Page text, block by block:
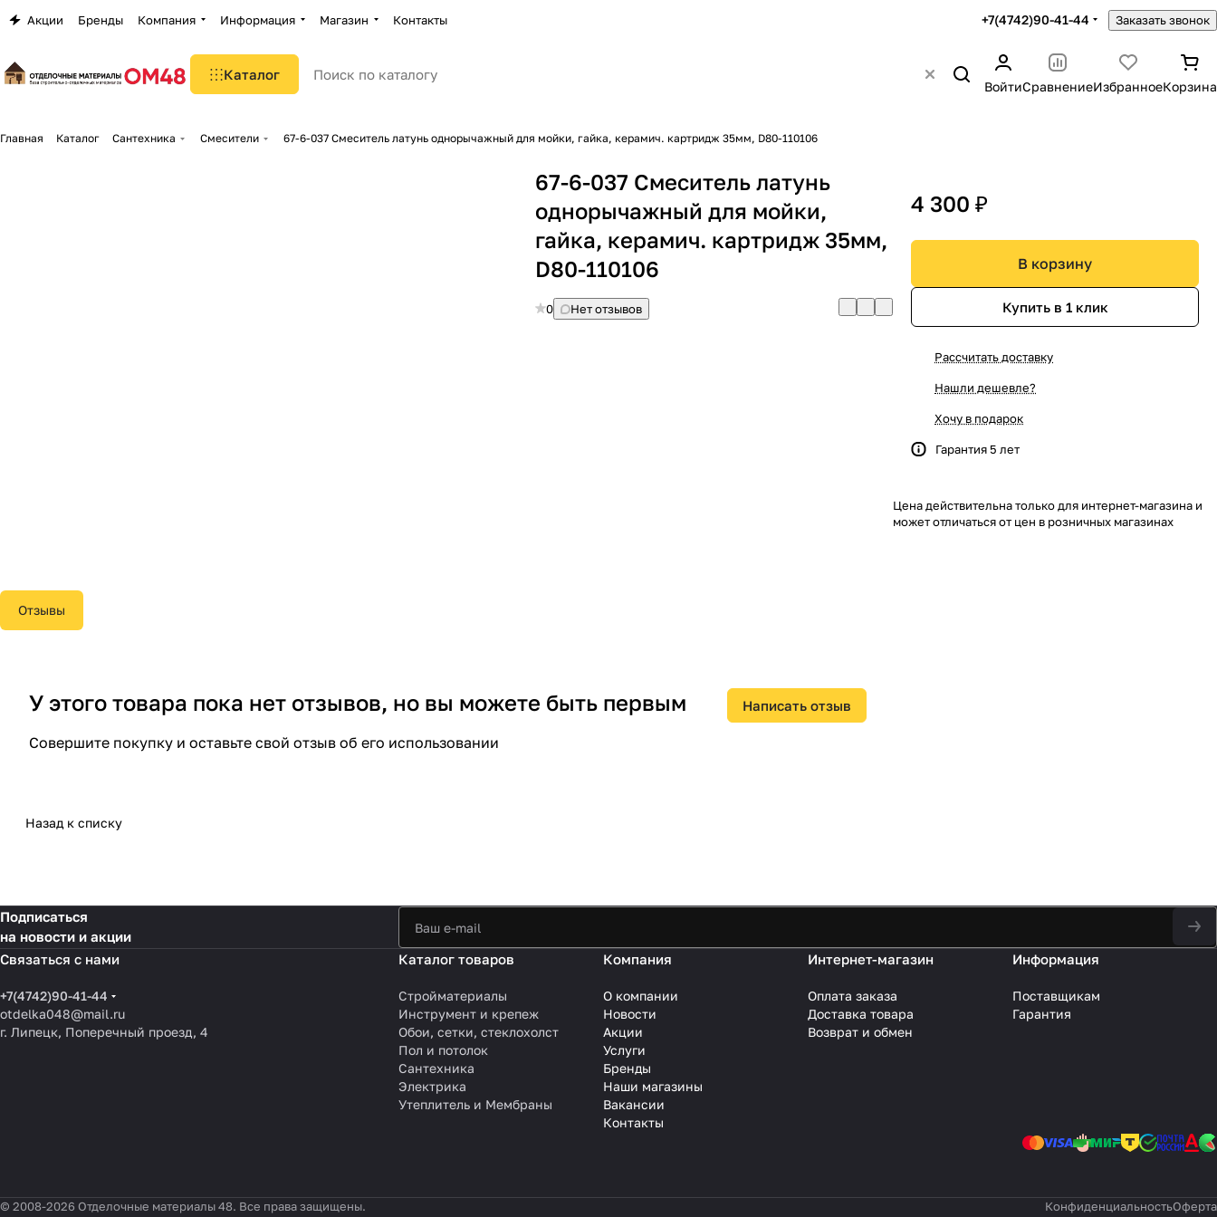
Акции Бренды Компания Информация Магазин Контакты +7(4742)90-41-44 Заказать звонок
Каталог
ВойтиСравнениеИзбранноеКорзина
Главная Каталог Сантехника Смесители 67-6-037 Смеситель латунь однорычажный для мойки, гайка, керамич. картридж 35мм, D80-110106
67-6-037 Смеситель латунь
однорычажный для мойки,
гайка, керамич. картридж 35мм,
D80-110106
0 Нет отзывов
4 300 ₽
В корзину
Купить в 1 клик
Рассчитать доставку
Нашли дешевле?
Хочу в подарок
Гарантия 5 лет
Цена действительна только для интернет-магазина и
может отличаться от цен в розничных магазинах
Отзывы
У этого товара пока нет отзывов, но вы можете быть первым
Совершите покупку и оставьте свой отзыв об его использовании
Написать отзыв
Назад к списку
Подписаться
на новости и акции
Связаться с нами
+7(4742)90-41-44
otdelka048@mail.ru
г. Липецк, Поперечный проезд, 4
Каталог товаров
Стройматериалы
Инструмент и крепеж
Обои, сетки, стеклохолст
Пол и потолок
Сантехника
Электрика
Утеплитель и Мембраны
Компания
О компании
Новости
Акции
Услуги
Бренды
Наши магазины
Вакансии
Контакты
Интернет-магазин
Оплата заказа
Доставка товара
Возврат и обмен
Информация
Поставщикам
Гарантия
© 2008-2026 Отделочные материалы 48. Все права защищены. КонфиденциальностьОферта